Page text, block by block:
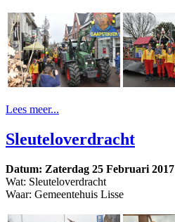
Lees meer...
Sleuteloverdracht
Datum: Zaterdag 25 Februari 2017
Wat: Sleuteloverdracht
Waar: Gemeentehuis Lisse